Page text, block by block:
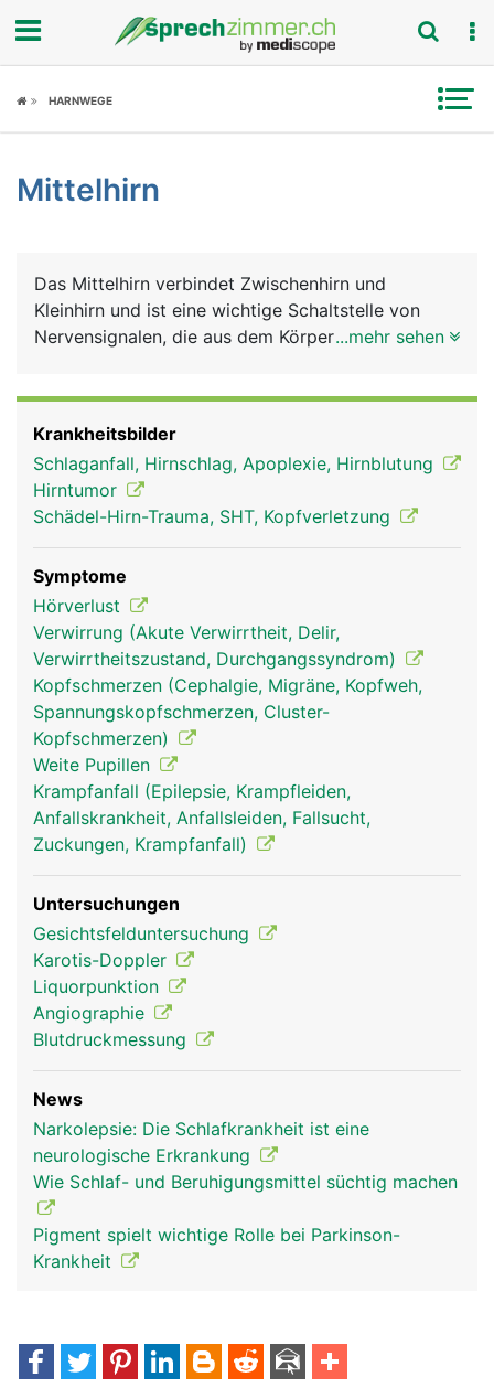
Fokus
Symptome
News
Rubriken
HARNWEGE
Mittelhirn
Das Mittelhirn verbindet Zwischenhirn und
Kleinhirn und ist eine wichtige Schaltstelle von
Nervensignalen, die aus dem Körper zum Grosshirn
Augenbewegungen.
Mittelhirn Frau Mittelhirn Mann
...mehr sehen
Krankheitsbilder
Schlaganfall, Hirnschlag, Apoplexie, Hirnblutung
Hirntumor
Schädel-Hirn-Trauma, SHT, Kopfverletzung
Symptome
Hörverlust
Verwirrung (Akute Verwirrtheit, Delir,
Verwirrtheitszustand, Durchgangssyndrom)
Kopfschmerzen (Cephalgie, Migräne, Kopfweh,
Spannungskopfschmerzen, Cluster-
Kopfschmerzen)
Weite Pupillen
Krampfanfall (Epilepsie, Krampfleiden,
Anfallskrankheit, Anfallsleiden, Fallsucht,
Zuckungen, Krampfanfall)
Untersuchungen
Gesichtsfelduntersuchung
Karotis-Doppler
Liquorpunktion
Angiographie
Blutdruckmessung
News
Narkolepsie: Die Schlafkrankheit ist eine
neurologische Erkrankung
Wie Schlaf- und Beruhigungsmittel süchtig machen
Pigment spielt wichtige Rolle bei Parkinson-
Krankheit